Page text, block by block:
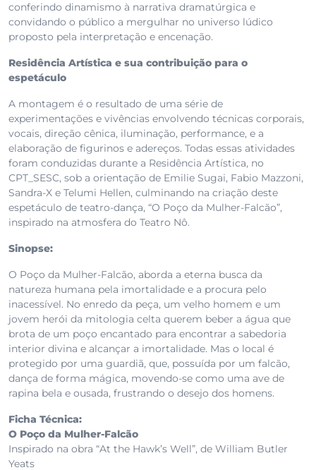
conferindo dinamismo à narrativa dramatúrgica e
convidando o público a mergulhar no universo lúdico
proposto pela interpretação e encenação.
Residência Artística e sua contribuição para o
espetáculo
A montagem é o resultado de uma série de
experimentações e vivências envolvendo técnicas corporais,
vocais, direção cênica, iluminação, performance, e a
elaboração de figurinos e adereços. Todas essas atividades
foram conduzidas durante a Residência Artística, no
CPT_SESC, sob a orientação de Emilie Sugai, Fabio Mazzoni,
Sandra-X e Telumi Hellen, culminando na criação deste
espetáculo de teatro-dança, “O Poço da Mulher-Falcão”,
inspirado na atmosfera do Teatro Nô.
Sinopse:
O Poço da Mulher-Falcão, aborda a eterna busca da
natureza humana pela imortalidade e a procura pelo
inacessível. No enredo da peça, um velho homem e um
jovem herói da mitologia celta querem beber a água que
brota de um poço encantado para encontrar a sabedoria
interior divina e alcançar a imortalidade. Mas o local é
protegido por uma guardiã, que, possuída por um falcão,
dança de forma mágica, movendo-se como uma ave de
rapina bela e ousada, frustrando o desejo dos homens.
Ficha Técnica:
O Poço da Mulher-Falcão
Inspirado na obra “At the Hawk’s Well”, de William Butler
Yeats